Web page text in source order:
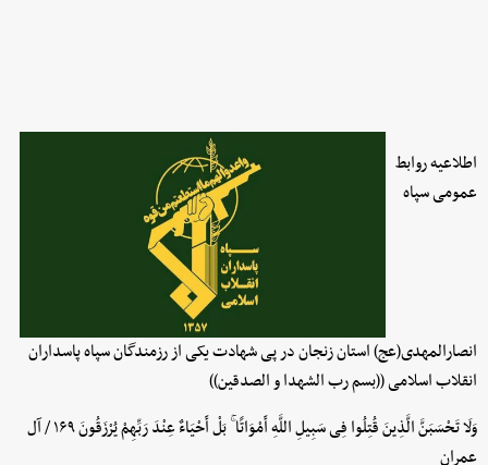
اطلاعیه روابط
عمومی سپاه
انصارالمهدی(عج) استان زنجان در پی شهادت یکی از رزمندگان سپاه پاسداران
انقلاب اسلامی ((بسم رب الشهدا و الصدقین))
وَلَا تَحْسَبَنَّ الَّذِینَ قُتِلُوا فِی سَبِیلِ اللَّهِ أَمْوَاتًا ۚ بَلْ أَحْیَاءٌ عِنْدَ رَبِّهِمْ یُرْزَقُونَ ۱۶۹ / آل
عمران